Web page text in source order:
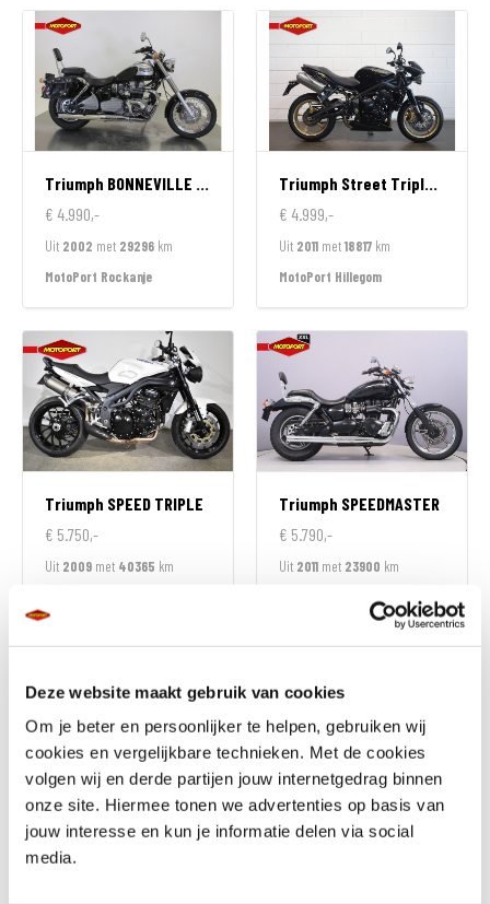
Deze website maakt gebruik van cookies
Om je beter en persoonlijker te helpen, gebruiken wij
cookies en vergelijkbare technieken. Met de cookies
volgen wij en derde partijen jouw internetgedrag binnen
onze site. Hiermee tonen we advertenties op basis van
jouw interesse en kun je informatie delen via social
media.
Triumph BONNEVILLE AMERICA
€ 4.990,-
Uit 2002 met 29296 km
MotoPort Rockanje
Triumph Street Triple R 675
€ 4.999,-
Uit 2011 met18817 km
MotoPort Hillegom
Triumph SPEED TRIPLE
€ 5.750,-
Uit 2009 met 40365 km
Triumph SPEEDMASTER
€ 5.790,-
Uit 2011 met 23900 km
Triumph THRUXTON 900
€ 5.999,-
Triumph SPEED TRIPLE 1050